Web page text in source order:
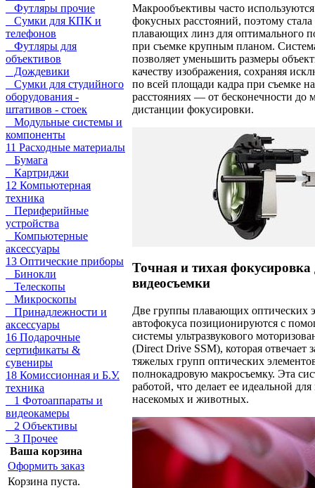
Футляры прочие
Сумки для КПК и
телефонов
Футляры для
объективов
Дождевики
Сумки для студийного
оборудования -
штативов - стоек
Модульные системы и
компоненты
11 Расходные материалы
Бумага
Картриджи
12 Компьютерная
техника
Периферийные
устройства
Компьютерные
аксессуары
13 Оптические приборы
Бинокли
Телескопы
Микроскопы
Принадлежности и
аксессуары
16 Подарочные
сертификаты &
сувениры
18 Комиссионная и Б.У.
техника
1 Фотоаппараты и
видеокамеры
2 Объективы
3 Прочее
Ваша корзина
Оформить заказ
Корзина пуста.
Макрообъективы часто
фокусных расстояний, поэтому
плавающих линз для оптимального
при съемке крупным планом.
позволяет уменьшить размеры
качеству изображения, сохраняя
по всей площади кадра при съемке
расстояниях — от бесконечности до
дистанции фокусировки.
Точная и тихая
видеосъемки
Две группы плавающих оптических
автофокуса позиционируются с
системы ультразвукового
(Direct Drive SSM), которая отвечает
тяжелых групп оптических
полнокадровую макросъемку. Эта
работой, что делает ее идеальной
насекомых и животных.